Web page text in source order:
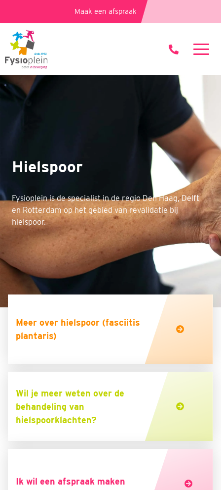
Maak een afspraak
Hielspoor
Fysioplein is de specialist in de regio Den Haag, Delft
en Rotterdam op het gebied van revalidatie bij
hielspoor.
Meer over hielspoor (fasciitis
plantaris)
Wil je meer weten over de
behandeling van
hielspoorklachten?
Ik wil een afspraak maken